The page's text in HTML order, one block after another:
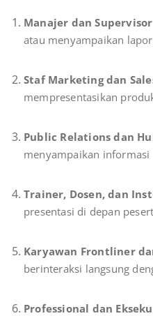
Manajer dan Supervisor
atau menyampaikan
Staf Marketing dan
mempresentasikan
Public Relations dan
menyampaikan
Trainer, Dosen, dan
presentasi di depan
Karyawan Frontliner
berinteraksi langsung
Professional dan